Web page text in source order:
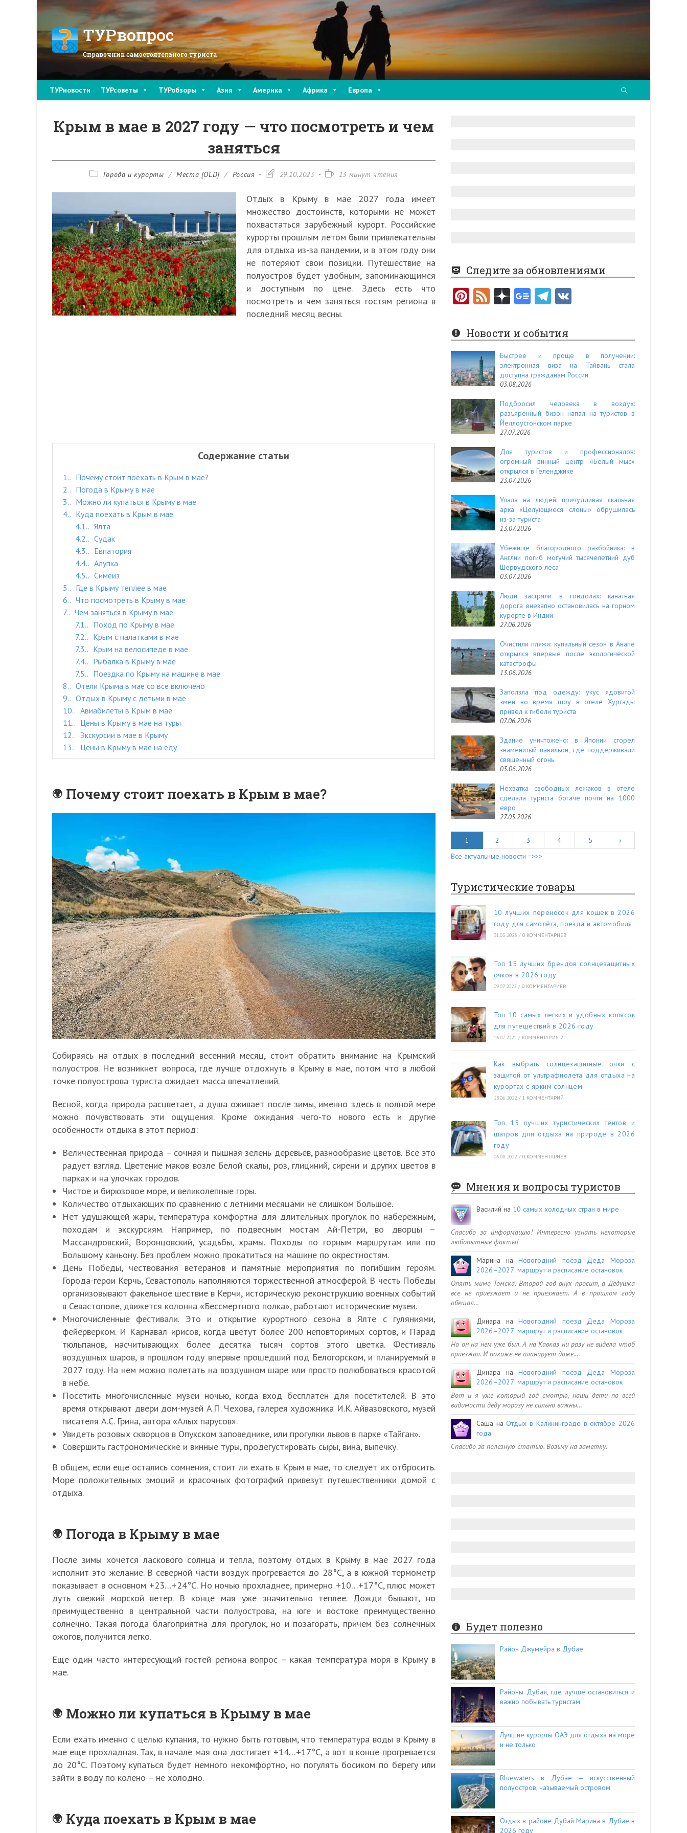
ТУРвопрос
Справочник самостоятельного туриста
ТУРновости ТУРсоветы ТУРобзоры Азия Америка Африка Европа
Крым в мае в 2027 году — что посмотреть и чем
заняться
РубрикаГорода и курорты / Места [OLD] / Россия
Запись29.10.2023
Время13 минут чтения
Отдых в Крыму в мае 2027 года имеет
множество достоинств, которыми не может
похвастаться зарубежный курорт. Российские
курорты прошлым летом были привлекательны
для отдыха из-за пандемии, и в этом году они
не потеряют свои позиции. Путешествие на
полуостров будет удобным, запоминающимся
и доступным по цене. Здесь есть что
посмотреть и чем заняться гостям региона в
последний месяц весны.
Содержание статьи
1.
Почему стоит поехать в Крым в мае?
2.
Погода в Крыму в мае
3.
Можно ли купаться в Крыму в мае
4.
Куда поехать в Крым в мае
4.1.
Ялта
4.2.
Судак
4.3.
Евпатория
4.4.
Алупка
4.5.
Симеиз
5.
Где в Крыму теплее в мае
6.
Что посмотреть в Крыму в мае
7.
Чем заняться в Крыму в мае
7.1.
Поход по Крыму в мае
7.2.
Крым с палатками в мае
7.3.
Крым на велосипеде в мае
7.4.
Рыбалка в Крыму в мае
7.5.
Поездка по Крыму на машине в мае
8.
Отели Крыма в мае со все включено
9.
Отдых в Крыму с детьми в мае
10.
Авиабилеты в Крым в мае
11.
Цены в Крыму в мае на туры
12.
Экскурсии в мае в Крыму
13.
Цены в Крыму в мае на еду
Почему стоит поехать в Крым в мае?
Собираясь на отдых в последний весенний месяц, стоит обратить внимание на Крымский
полуостров. Не возникнет вопроса, где лучше отдохнуть в Крыму в мае, потом что в любой
точке полуострова туриста ожидает масса впечатлений.
Весной, когда природа расцветает, а душа оживает после зимы, именно здесь в полной мере
можно почувствовать эти ощущения. Кроме ожидания чего-то нового есть и другие
особенности отдыха в этот период:
Величественная природа – сочная и пышная зелень деревьев, разнообразие цветов. Все это
радует взгляд. Цветение маков возле Белой скалы, роз, глициний, сирени и других цветов в
парках и на улочках городов.
Чистое и бирюзовое море, и великолепные горы.
Количество отдыхающих по сравнению с летними месяцами не слишком большое.
Нет удушающей жары, температура комфортна для длительных прогулок по набережным,
походам и экскурсиям. Например, по подвесным мостам Ай-Петри, во дворцы –
Массандровский, Воронцовский, усадьбы, храмы. Походы по горным маршрутам или по
Большому каньону. Без проблем можно прокатиться на машине по окрестностям.
День Победы, чествования ветеранов и памятные мероприятия по погибшим героям.
Города-герои Керчь, Севастополь наполняются торжественной атмосферой. В честь Победы
организовывают факельное шествие в Керчи, историческую реконструкцию военных событий
в Севастополе, движется колонна «Бессмертного полка», работают исторические музеи.
Многочисленные фестивали. Это и открытие курортного сезона в Ялте с гуляниями,
фейерверком. И Карнавал ирисов, когда цветут более 200 неповторимых сортов, и Парад
тюльпанов, насчитывающих более десятка тысяч сортов этого цветка. Фестиваль
воздушных шаров, в прошлом году впервые прошедший под Белогорском, и планируемый в
2027 году. На нем можно полетать на воздушном шаре или просто полюбоваться красотой
в небе.
Посетить многочисленные музеи ночью, когда вход бесплатен для посетителей. В это
время открывают двери дом-музей А.П. Чехова, галерея художника И.К. Айвазовского, музей
писателя А.С. Грина, автора «Алых парусов».
Увидеть розовых скворцов в Опукском заповеднике, или прогулки львов в парке «Тайган».
Совершить гастрономические и винные туры, продегустировать сыры, вина, выпечку.
В общем, если еще остались сомнения, стоит ли ехать в Крым в мае, то следует их отбросить.
Море положительных эмоций и красочных фотографий привезут путешественники домой с
отдыха.
Погода в Крыму в мае
После зимы хочется ласкового солнца и тепла, поэтому отдых в Крыму в мае 2027 года
исполнит это желание. В северной части воздух прогревается до 28°С, а в южной термометр
показывает в основном +23…+24°С. Но ночью прохладнее, примерно +10…+17°С, плюс может
дуть свежий морской ветер. В конце мая уже значительно теплее. Дожди бывают, но
преимущественно в центральной части полуострова, на юге и востоке преимущественно
солнечно. Такая погода благоприятна для прогулок, но и позагорать, причем без солнечных
ожогов, получится легко.
Еще один часто интересующий гостей региона вопрос – какая температура моря в Крыму в
мае.
Можно ли купаться в Крыму в мае
Если ехать именно с целью купания, то нужно быть готовым, что температура воды в Крыму в
мае еще прохладная. Так, в начале мая она достигает +14…+17°С, а вот в конце прогревается
до 20°С. Поэтому купаться будет немного некомфортно, но погулять босиком по берегу или
зайти в воду по колено – не холодно.
Куда поехать в Крым в мае
Следите за обновлениями
Pi
er
es
t
F
e
d
Новости и события
Быстрее и проще в получении:
электронная виза на Тайвань стала
доступна гражданам России
03.08.2026
Подбросил человека в воздух:
разъярённый бизон напал на туристов в
Йеллоустонском парке
27.07.2026
Для туристов и профессионалов:
огромный винный центр «Белый мыс»
открылся в Геленджике
23.07.2026
Упала на людей: причудливая скальная
арка «Целующиеся слоны» обрушилась
из-за туриста
13.07.2026
Убежище благородного разбойника: в
Англии погиб могучий тысячелетний дуб
Шервудского леса
03.07.2026
Люди застряли в гондолах: канатная
дорога внезапно остановилась на горном
курорте в Индии
27.06.2026
Очистили пляжи: купальный сезон в Анапе
открылся впервые после экологической
катастрофы
13.06.2026
Заползла под одежду: укус ядовитой
змеи во время шоу в отеле Хургады
привёл к гибели туриста
07.06.2026
Здание уничтожено: в Японии сгорел
знаменитый павильон, где поддерживали
священный огонь
03.06.2026
Нехватка свободных лежаков в отеле
сделала туриста богаче почти на 1000
евро
27.05.2026
1 2 3 4 5
›
Все актуальные новости =>>>
Туристические товары
10 лучших переносок для кошек в 2026
году для самолёта, поезда и автомобиля
31.03.2023 / 0 КОММЕНТАРИЕВ
Топ 15 лучших брендов солнцезащитных
очков в 2026 году
09.07.2022 / 0 КОММЕНТАРИЕВ
Топ 10 самых легких и удобных колясок
для путешествий в 2026 году
16.07.2021 / КОММЕНТАРИЯ 2
Как выбрать солнцезащитные очки с
защитой от ультрафиолета для отдыха на
курортах с ярким солнцем
28.06.2022 / 1 КОММЕНТАРИЙ
Топ 15 лучших туристических тентов и
шатров для отдыха на природе в 2026
году
06.08.2022 / 0 КОММЕНТАРИЕВ
Мнения и вопросы туристов
Василий на 10 самых холодных стран в мире
Спасибо за информацию! Интересно узнать некоторые
любопытные факты!
Марина наНовогодний поезд Деда Мороза
2026–2027: маршрут и расписание остановок
Опять мимо Томска. Второй год внук просит, а Дедушка
все не приезжает и не приезжает. А в прошлом году
обещал…
Динара наНовогодний поезд Деда Мороза
2026–2027: маршрут и расписание остановок
Но он на нем уже был. А на Кавказ ни разу не видела чтоб
приезжал. И похоже не планирует даже.…
Динара наНовогодний поезд Деда Мороза
2026–2027: маршрут и расписание остановок
Вот и я уже который год смотрю, наши дети по всей
видимости деду морозу не сильно важны…
Саша наОтдых в Калининграде в октябре 2026
года
Спасибо за полезную статью. Возьму на заметку.
Будет полезно
Район Джумейра в Дубае
Районы Дубая, где лучше остановиться и
важно побывать туристам
Лучшие курорты ОАЭ для отдыха на море
и не только
Bluewaters в Дубае — искусственный
полуостров, называемый островом
Отдых в районе Дубай Марина в Дубае в
2026 году